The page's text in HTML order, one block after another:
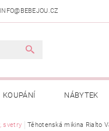
INFO@BEBEJOU.CZ
KOUPÁNÍ NÁBYTEK
JAK KOUPIT
svetry Těhotenská mikina Rialto